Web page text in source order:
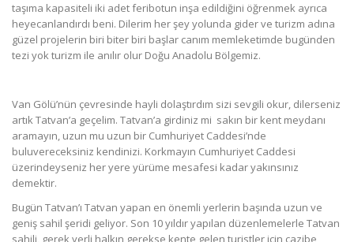
taşıma kapasiteli iki adet feribotun inşa edildiğini öğrenmek ayrıca
heyecanlandırdı beni. Dilerim her şey yolunda gider ve turizm adına
güzel projelerin biri biter biri başlar canım memleketimde bugünden
tezi yok turizm ile anılır olur Doğu Anadolu Bölgemiz.
Van Gölü’nün çevresinde hayli dolaştırdım sizi sevgili okur, dilerseniz
artık Tatvan’a geçelim. Tatvan’a girdiniz mi sakın bir kent meydanı
aramayın, uzun mu uzun bir Cumhuriyet Caddesi’nde
buluvereceksiniz kendinizi. Korkmayın Cumhuriyet Caddesi
üzerindeyseniz her yere yürüme mesafesi kadar yakınsınız
demektir.
Bugün Tatvan’ı Tatvan yapan en önemli yerlerin başında uzun ve
geniş sahil şeridi geliyor. Son 10 yıldır yapılan düzenlemelerle Tatvan
sahili, gerek yerli halkın gerekse kente gelen turistler için cazibe